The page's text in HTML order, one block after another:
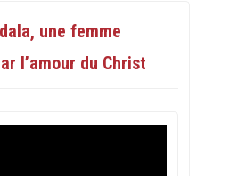
une femme
l’amour du Christ